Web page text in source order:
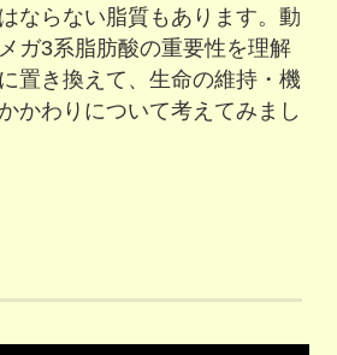
ならない脂質もあります。動
ガ3系脂肪酸の重要性を理解
置き換えて、生命の維持・機
かわりについて考えてみまし